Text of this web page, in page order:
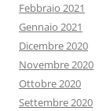
Febbraio 2021
Gennaio 2021
Dicembre 2020
Novembre 2020
Ottobre 2020
Settembre 2020